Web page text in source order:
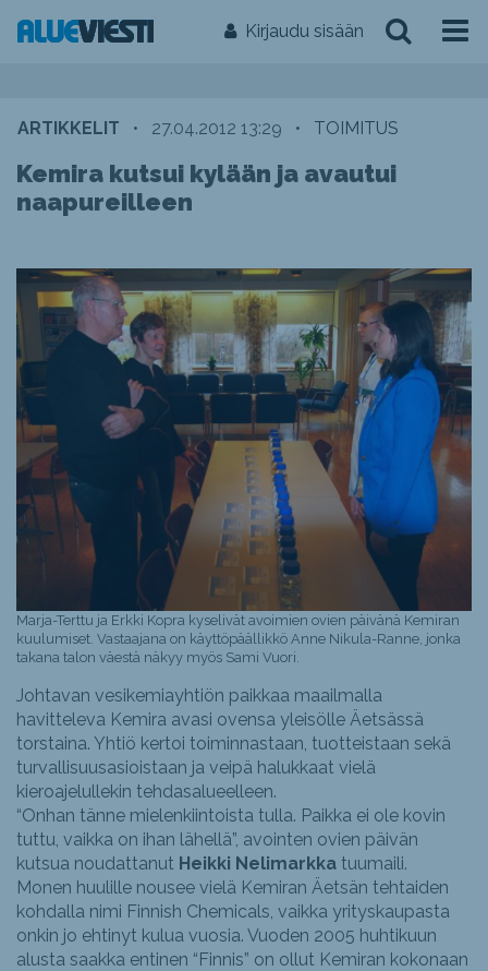
Kirjaudu sisään
ARTIKKELIT • 27.04.2012 13:29 • TOIMITUS
Kemira kutsui kylään ja avautui
naapureilleen
Marja-Terttu ja Erkki Kopra kyselivät avoimien ovien päivänä Kemiran
kuulumiset. Vastaajana on käyttöpäällikkö Anne Nikula-Ranne, jonka
takana talon väestä näkyy myös Sami Vuori.
Johtavan vesikemiayhtiön paikkaa maailmalla
havitteleva Kemira avasi ovensa yleisölle Äetsässä
torstaina. Yhtiö kertoi toiminnastaan, tuotteistaan sekä
turvallisuusasioistaan ja veipä halukkaat vielä
kieroajelullekin tehdasalueelleen.
“Onhan tänne mielenkiintoista tulla. Paikka ei ole kovin
tuttu, vaikka on ihan lähellä”, avointen ovien päivän
kutsua noudattanut Heikki Nelimarkka tuumaili.
Monen huulille nousee vielä Kemiran Äetsän tehtaiden
kohdalla nimi Finnish Chemicals, vaikka yrityskaupasta
onkin jo ehtinyt kulua vuosia. Vuoden 2005 huhtikuun
alusta saakka entinen “Finnis” on ollut Kemiran kokonaan